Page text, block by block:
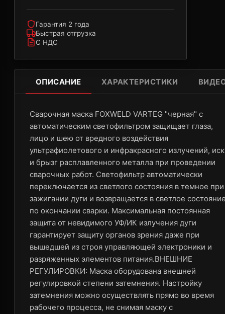
ОПИСАНИЕ ХАРАКТЕРИСТИКИ
Сварочная маска FOXWELD VARTEG "черная" с
автоматическим светофильтром защищает глаза,
лицо и шею от вредного воздействия
ультрафиолетового и инфракрасного излучений,
и брызг расплавленного металла при проведении
сварочных работ. Светофильтр автоматически
переключается из светлого состояния в темное при
зажигании дуги и возвращается в светлое
по окончании сварки. Максимальная постоянная
защита от невидимого УФ/ИК излучения дуги
гарантирует защиту органов зрения даже при
вышедшей из строя управляющей электроники и
разряженных элементов питания.ВНЕШНИЕ
РЕГУЛИРОВКИ: Маска оборудована внешней
регулировкой степени затемнения. Настройку
затемнения можно осуществлять прямо во время
рабочего процесса, не снимая маску с
Гарантия 2 года
Быстрая отгрузка
С НДС